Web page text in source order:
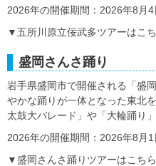
2026年の開催期間：2026年8月4
▼五所川原立佞武多ツアーはこ
盛岡さんさ踊り
岩手県盛岡市で開催される「盛
やかな踊りが一体となった東北
太鼓大パレード」や「大輪踊り」
2026年の開催期間：2026年8月1
▼盛岡さんさ踊りツアーはこちら